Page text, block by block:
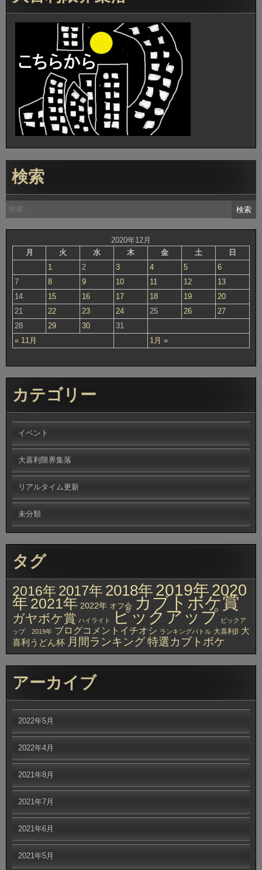
検索
検
索:
2020年12月
月
火 水 木 金 土 日
« 11月 1月 »
1 2 3 4 5
6
7
8 9 10 11 12
13
14
15 16 17 18 19
20
21
22 23 24 25 26
27
28
29 30 31
カテゴリー
イベント
大喜利限界集落
リアルタイム更新
未分類
タグ
2016年 2017年 2018年 2019年2020
年 2021年 2022年 オフ会 カブトボケ賞
ガヤボケ賞 ハイライト ピックアップ ピックア
ップ 2019年 ブログコメントイチオシ ランキングバトル 大喜利β 大
喜利うどん杯 月間ランキング特選カブトボケ
アーカイブ
2022年5月
2022年4月
2021年8月
2021年7月
2021年6月
2021年5月